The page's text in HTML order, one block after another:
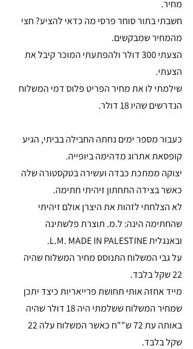
מחיר.
חשבתי בתור סוחר פרסי מה כדאי להציע? חצי
מהמחיר שמבקשים.
הצעתי 300 דולר ולהפתעתי המוכר קיבל את
הצעתי.
שילמתי לו את מחיר הפריט פלוס דמי המשלוח
הנדרשים שהיו 18 דולר.
כעבור מספר ימים נחתה החבילה בביתי, הגיע
קופסאת אתרוג מדהימה ביופייה.
יצוקה ממתכת כבדה ועשירה בטקסטורה שלה
כאשר בצידה התחתון זיהיתי חתימה.
לא הצלחתי לזהות את היצרן אולם זיהיתי
שהחתימה הינה: ל.מ. תוצרת פלשתינה
ובאנגלית L.M. MADE IN PALESTINE.
על גבי המשלוח התנוסס מחיר המשלוח שהיה
22 שקל בלבד.
מייד אחזה אותי תחושת פרייאריות כיצד יתכן
שמחיר המשלוח ששלמתי היה 18 דולר שהיה
שקל בלבד.